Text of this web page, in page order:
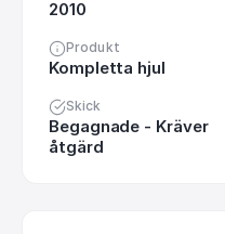
2010
Produkt
Kompletta hjul
Skick
Begagnade - Kräver
åtgärd